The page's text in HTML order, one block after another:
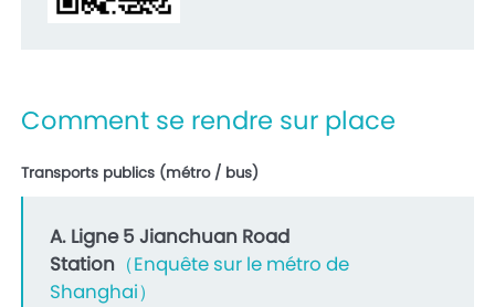
Comment se rendre sur place
Transports publics (métro / bus)
A. Ligne 5 Jianchuan Road
Station （Enquête sur le métro de
Shanghai）